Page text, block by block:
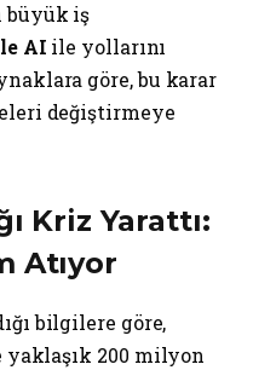
büyük iş
AI ile yollarını
göre, bu karar
değiştirmeye
Kriz Yarattı:
Atıyor
bilgilere göre,
yaklaşık 200 milyon